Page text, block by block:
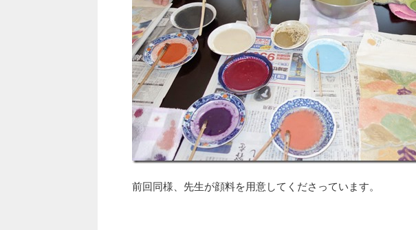
前回同様、先生が顔料を用意してくださっています。